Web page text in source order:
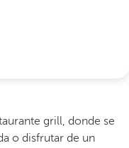
grill, donde se
o disfrutar de un